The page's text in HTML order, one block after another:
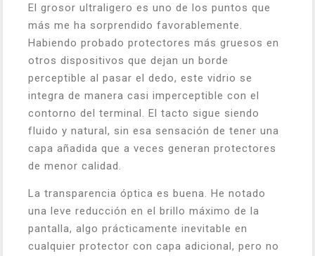
El grosor ultraligero es uno de los puntos que
más me ha sorprendido favorablemente.
Habiendo probado protectores más gruesos en
otros dispositivos que dejan un borde
perceptible al pasar el dedo, este vidrio se
integra de manera casi imperceptible con el
contorno del terminal. El tacto sigue siendo
fluido y natural, sin esa sensación de tener una
capa añadida que a veces generan protectores
de menor calidad.
La transparencia óptica es buena. He notado
una leve reducción en el brillo máximo de la
pantalla, algo prácticamente inevitable en
cualquier protector con capa adicional, pero no